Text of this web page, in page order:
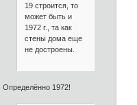
19 строится, то
может быть и
1972 г., та как
стены дома еще
не достроены.
Определённо 1972!